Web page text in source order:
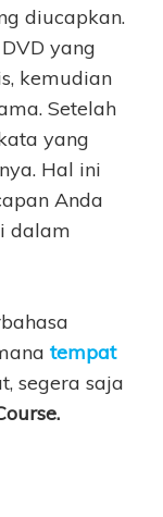
diucapkan.
yang
kemudian
Setelah
yang
Hal ini
Anda
dalam
tempat
segera saja